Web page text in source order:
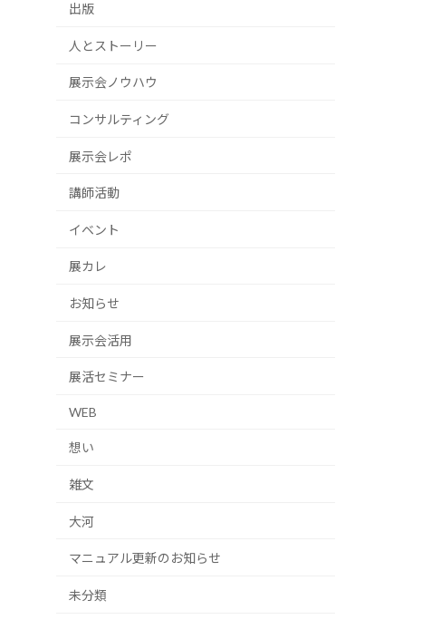
出版
人とストーリー
展示会ノウハウ
コンサルティング
展示会レポ
講師活動
イベント
展カレ
お知らせ
展示会活用
展活セミナー
WEB
想い
雑文
大河
マニュアル更新のお知らせ
未分類